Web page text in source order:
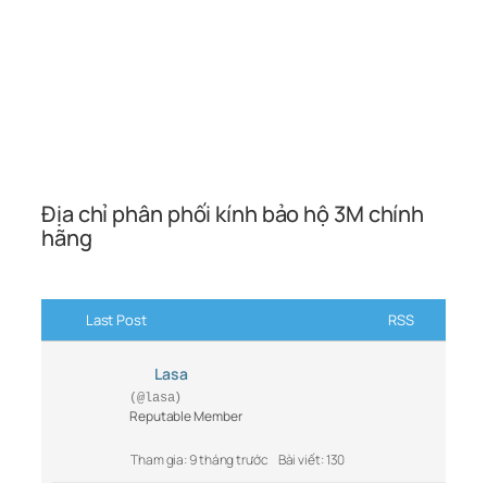
Địa chỉ phân phối kính bảo hộ 3M chính
hãng
Last Post RSS
Lasa
(@lasa)
Reputable Member
Tham gia: 9 tháng trước Bài viết: 130